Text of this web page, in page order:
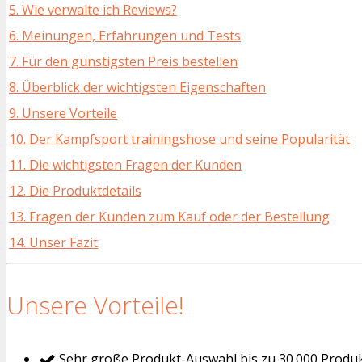
5. Wie verwalte ich Reviews?
6. Meinungen, Erfahrungen und Tests
7. Für den günstigsten Preis bestellen
8. Überblick der wichtigsten Eigenschaften
9. Unsere Vorteile
10. Der Kampfsport trainingshose und seine Popularität
11. Die wichtigsten Fragen der Kunden
12. Die Produktdetails
13. Fragen der Kunden zum Kauf oder der Bestellung
14. Unser Fazit
Unsere Vorteile!